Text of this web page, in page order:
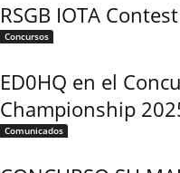
RSGB IOTA Contest
Concursos
ED0HQ en el
Championship
Comunicados